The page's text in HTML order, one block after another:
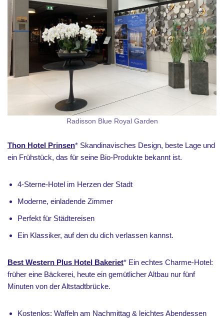
Radisson Blue Royal Garden
Thon Hotel Prinsen* Skandinavisches Design, beste Lage und
ein Frühstück, das für seine Bio-Produkte bekannt ist.
4-Sterne-Hotel im Herzen der Stadt
Moderne, einladende Zimmer
Perfekt für Städtereisen
Ein Klassiker, auf den du dich verlassen kannst.
Best Western Plus Hotel Bakeriet* Ein echtes Charme-Hotel:
früher eine Bäckerei, heute ein gemütlicher Altbau nur fünf
Minuten von der Altstadtbrücke.
Kostenlos: Waffeln am Nachmittag & leichtes Abendessen